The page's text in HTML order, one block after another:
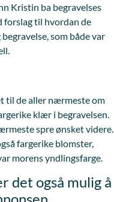
Kristin ba begravelses
forslag til hvordan de
som både var
til de aller nærmeste om
klær i begravelsen.
spre ønsket videre.
fargerike blomster,
morens yndlingsfarge.
det også mulig å